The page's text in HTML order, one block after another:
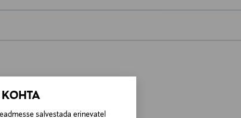
KOHTA
salvestada erinevatel
kauba kättesaamisest. Suletud pakendis toodete puhul
ja loodustooted peavad olema avamata originaalpakendis.